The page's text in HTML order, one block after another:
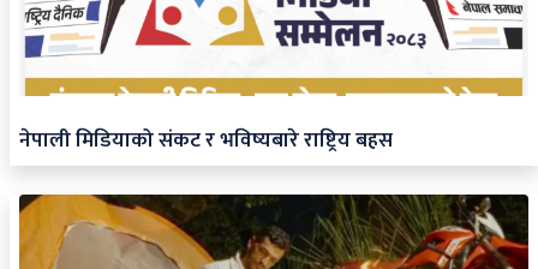
नेपाली मिडियाको संकट र भविष्यबारे राष्ट्रिय बहस